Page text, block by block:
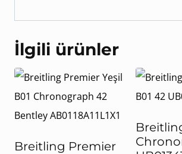
İlgili ürünler
Breitling Premier